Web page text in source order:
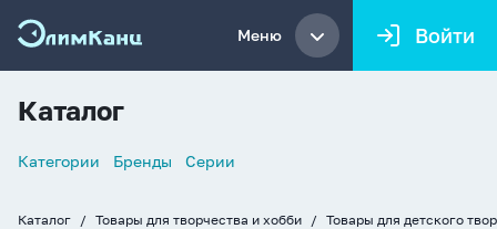
Меню Войти
Каталог
Список
Категории Бренды Серии
Каталог Товары для творчества и хобби Товары для детского